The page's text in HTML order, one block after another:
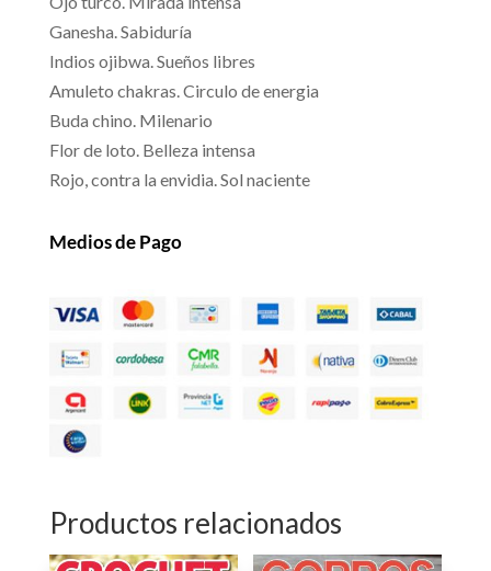
Ganesha. Sabiduría
Indios ojibwa. Sueños libres
Amuleto chakras. Circulo de energia
Buda chino. Milenario
Flor de loto. Belleza intensa
Rojo, contra la envidia. Sol naciente
Medios de Pago
Productos relacionados